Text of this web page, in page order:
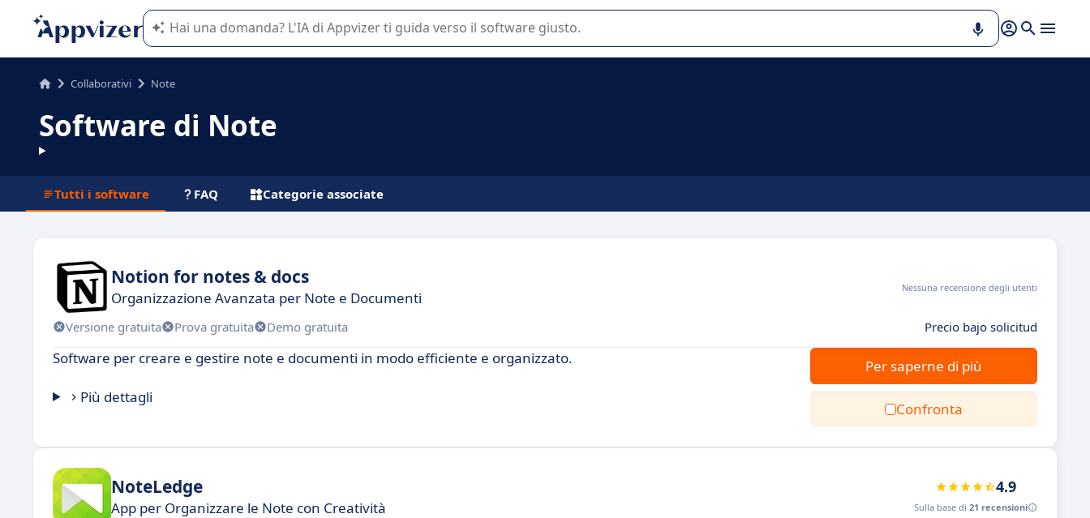
L'IA di Appvizer vi guida nell'utilizzo o nella scelta di un software SaaS per la vostra azienda.
Collaborativi Note
Software di Note
Tutti i software FAQ Categorie associate
Notion for notes & docs
Organizzazione Avanzata per Note e Documenti
Nessuna recensione degli utenti
Versione gratuita Prova gratuita Demo gratuita Precio bajo solicitud
Software per creare e gestire note e documenti in modo efficiente e organizzato.
Più dettagli
Per saperne di più
Confronta
NoteLedge
App per Organizzare le Note con Creatività
4.9
Sulla base di 21 recensioni